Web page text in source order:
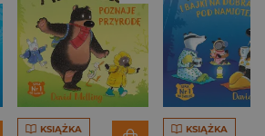
KSIĄŻKA KSIĄŻKA